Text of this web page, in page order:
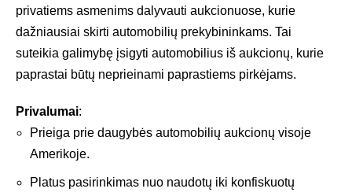
privatiems asmenims dalyvauti aukcionuose, kurie
dažniausiai skirti automobilių prekybininkams. Tai
suteikia galimybę įsigyti automobilius iš aukcionų, kurie
paprastai būtų neprieinami paprastiems pirkėjams.
Privalumai:
Prieiga prie daugybės automobilių aukcionų visoje
Amerikoje.
Platus pasirinkimas nuo naudotų iki konfiskuotų